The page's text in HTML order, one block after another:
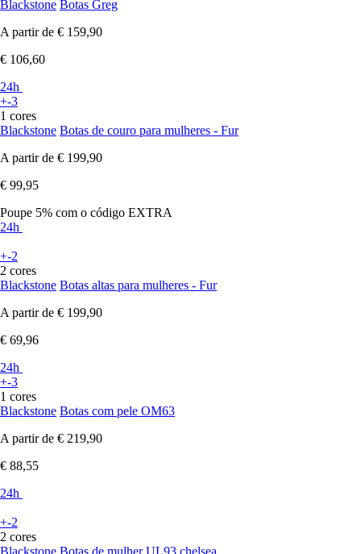
Blackstone Botas Greg
A partir de € 159,90
€ 106,60
24h
+-3
1 cores
Blackstone Botas de couro para mulheres - Fur
A partir de € 199,90
€ 99,95
Poupe 5% com o código EXTRA
24h
+-2
2 cores
Blackstone Botas altas para mulheres - Fur
A partir de € 199,90
€ 69,96
24h
+-3
1 cores
Blackstone Botas com pele OM63
A partir de € 219,90
€ 88,55
24h
+-2
2 cores